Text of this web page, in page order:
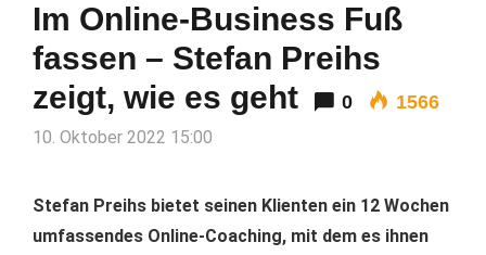
Im Online-Business Fuß
fassen – Stefan Preihs
zeigt, wie es geht
0 1566
10. Oktober 2022 15:00
Stefan Preihs bietet seinen Klienten ein 12 Wochen
umfassendes Online-Coaching, mit dem es ihnen